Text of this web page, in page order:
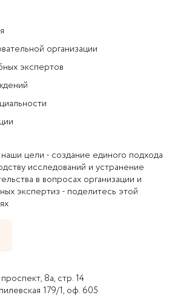
организации
экспертов
цели - создание единого подхода
исследований и устранение
в вопросах организации и
экспертиз - поделитесь этой
8а, стр. 14
179/1, оф. 605